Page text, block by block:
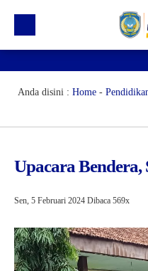
Profil
Informasi
Saluran Resmi WA
Anda disini : Home-
Upacara Bendera,
Sen, 5 Februari 2024 Dibaca 569x